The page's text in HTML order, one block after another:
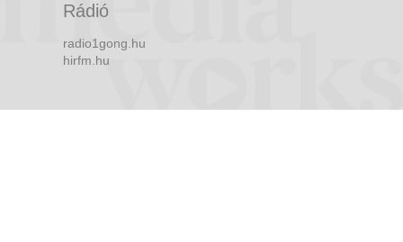
Rádió
radio1gong.hu
hirfm.hu